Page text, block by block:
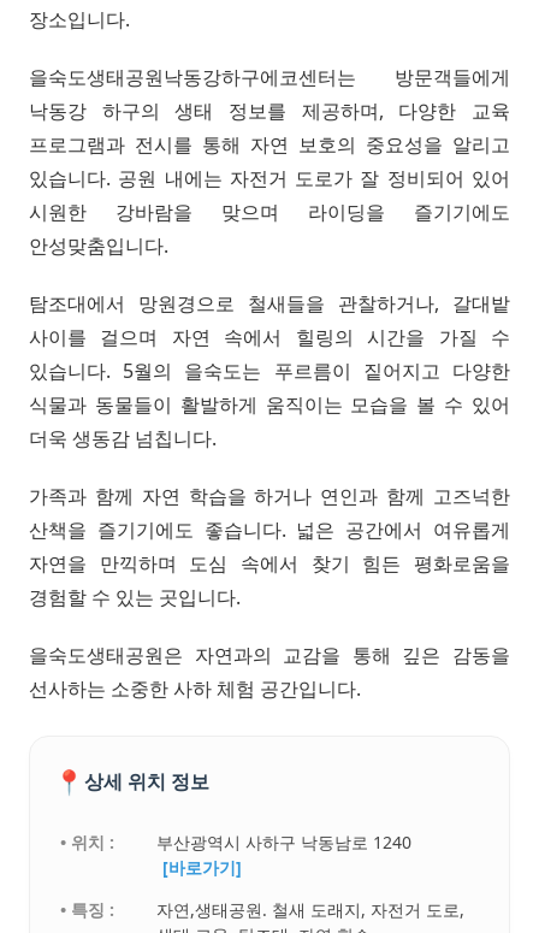
장소입니다.
을숙도생태공원낙동강하구에코센터는 방문객들에게
낙동강 하구의 생태 정보를 제공하며, 다양한 교육
프로그램과 전시를 통해 자연 보호의 중요성을 알리고
있습니다. 공원 내에는 자전거 도로가 잘 정비되어 있어
시원한 강바람을 맞으며 라이딩을 즐기기에도
안성맞춤입니다.
탐조대에서 망원경으로 철새들을 관찰하거나, 갈대밭
사이를 걸으며 자연 속에서 힐링의 시간을 가질 수
있습니다. 5월의 을숙도는 푸르름이 짙어지고 다양한
식물과 동물들이 활발하게 움직이는 모습을 볼 수 있어
더욱 생동감 넘칩니다.
가족과 함께 자연 학습을 하거나 연인과 함께 고즈넉한
산책을 즐기기에도 좋습니다. 넓은 공간에서 여유롭게
자연을 만끽하며 도심 속에서 찾기 힘든 평화로움을
경험할 수 있는 곳입니다.
을숙도생태공원은 자연과의 교감을 통해 깊은 감동을
선사하는 소중한 사하 체험 공간입니다.
📍 상세 위치 정보
• 위치 :
부산광역시 사하구 낙동남로 1240
[바로가기]
• 특징 :
자연,생태공원. 철새 도래지, 자전거 도로,